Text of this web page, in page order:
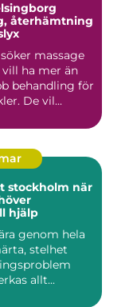
återhämtning
massage
ha mer än
behandling för
De vil...
när
hjälp
genom hela
stelhet
allt...